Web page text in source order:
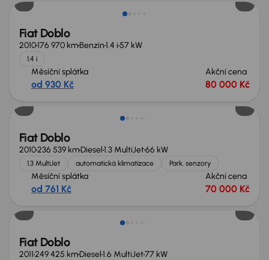
Fiat Doblo
2010176 970 kmBenzín1.4 i57 kW
1.4 i
Měsíční splátka
od 930 Kč
Akční cena
80 000 Kč
Fiat Doblo
2010236 539 kmDiesel1.3 MultiJet66 kW
1.3 MultiJet automatická klimatizace Park. senzory
Měsíční splátka
od 761 Kč
Akční cena
70 000 Kč
Možnost odpočtu DPH
Fiat Doblo
2011249 425 kmDiesel1.6 MultiJet77 kW